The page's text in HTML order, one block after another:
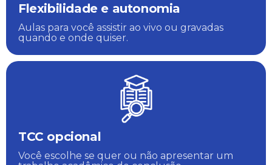
Flexibilidade e autonomia
Aulas para você assistir ao vivo ou gravadas
quando e onde quiser.
TCC opcional
Você escolhe se quer ou não apresentar um